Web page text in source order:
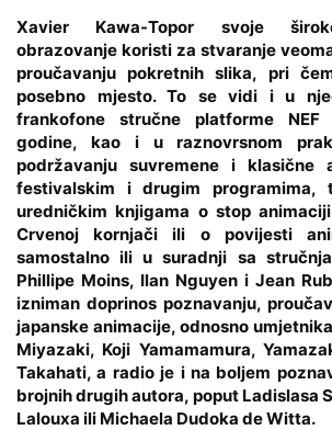
Xavier Kawa-Topor svoje
obrazovanje koristi za stvaranje
proučavanju pokretnih slika, pri
posebno mjesto. To se vidi i u
frankofone stručne platforme NEF
godine, kao i u raznovrsnom
podržavanju suvremene i klasične
festivalskim i drugim
uredničkim knjigama o stop
Crvenoj kornjači ili o povijesti
samostalno ili u suradnji sa
Phillipe Moins, Ilan Nguyen i Jean
izniman doprinos poznavanju,
japanske animacije, odnosno
Miyazaki, Koji Yamamamura,
Takahati, a radio je i na boljem
brojnih drugih autora, poput Ladislasa
Lalouxa ili Michaela Dudoka de Witta.